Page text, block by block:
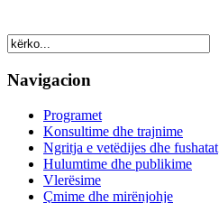
Navigacion
Programet
Konsultime dhe trajnime
Ngritja e vetëdijes dhe fushatat
Hulumtime dhe publikime
Vlerësime
Çmime dhe mirënjohje